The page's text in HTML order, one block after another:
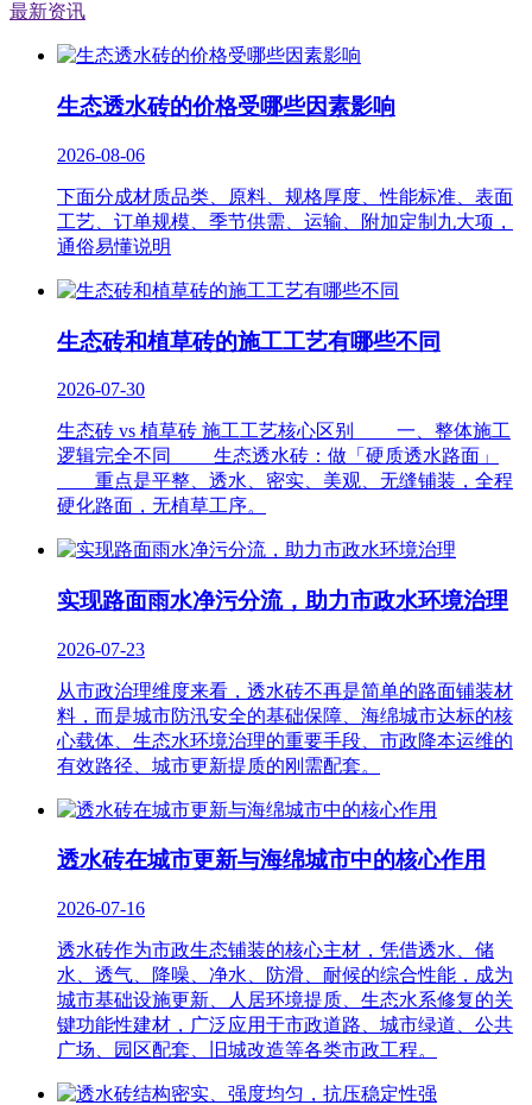
最新资讯
生态透水砖的价格受哪些因素影响
2026-08-06
下面分成材质品类、原料、规格厚度、性能标准、表面
工艺、订单规模、季节供需、运输、附加定制九大项，
通俗易懂说明
生态砖和植草砖的施工工艺有哪些不同
2026-07-30
生态砖 vs 植草砖 施工工艺核心区别 一、整体施工
逻辑完全不同 生态透水砖：做「硬质透水路面」
重点是平整、透水、密实、美观、无缝铺装，全程
硬化路面，无植草工序。
实现路面雨水净污分流，助力市政水环境治理
2026-07-23
从市政治理维度来看，透水砖不再是简单的路面铺装材
料，而是城市防汛安全的基础保障、海绵城市达标的核
心载体、生态水环境治理的重要手段、市政降本运维的
有效路径、城市更新提质的刚需配套。
透水砖在城市更新与海绵城市中的核心作用
2026-07-16
透水砖作为市政生态铺装的核心主材，凭借透水、储
水、透气、降噪、净水、防滑、耐候的综合性能，成为
城市基础设施更新、人居环境提质、生态水系修复的关
键功能性建材，广泛应用于市政道路、城市绿道、公共
广场、园区配套、旧城改造等各类市政工程。